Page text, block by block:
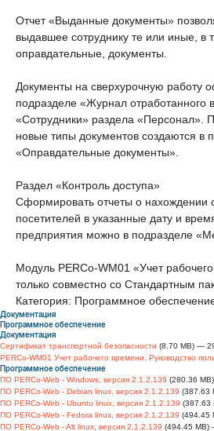
Отчет «Выданные документы»
выдавшее сотруднику те или иные, в
оправдательные, документы.
Документы на сверхурочную работу
подразделе «Журнал отработанного
«Сотрудники» раздела «Персонал».
новые типы документов создаются в
«Оправдательные документы».
Раздел «Контроль доступа»
Сформировать отчеты о нахождении
посетителей в указанные дату и
предприятия можно в подразделе
Модуль PERCo-WM01 «Учет
только совместно со Стандартным
Категория: Программное
Документация
Программное обеспечение
Документация
Сертификат транспортной безопасности (8.70 MB) —
PERCo-WM01 Учет рабочего времени. Руководство
Программное обеспечение
ПО PERCo-Web - Windows, версия 2.1.2.139 (280.36
ПО PERCo-Web - Debian linux, версия 2.1.2.139 (387.63
ПО PERCo-Web - Ubuntu linux, версия 2.1.2.139 (387.63
ПО PERCo-Web - Fedora linux, версия 2.1.2.139 (494.45
ПО PERCo-Web - Alt linux, версия 2.1.2.139 (494.45 MB)